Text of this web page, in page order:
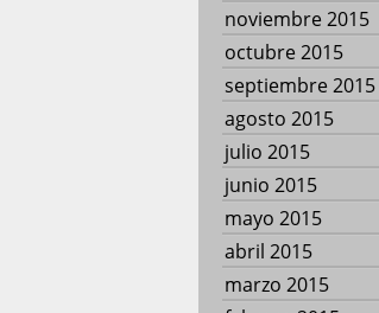
noviembre 2015
octubre 2015
septiembre 2015
agosto 2015
julio 2015
junio 2015
mayo 2015
abril 2015
marzo 2015